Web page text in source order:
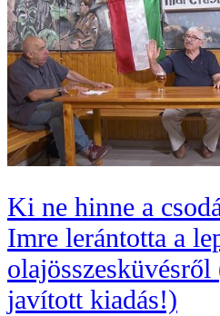
Ki ne hinne a
Imre lerántotta a
olajösszesküvésről
javított kiadás!)